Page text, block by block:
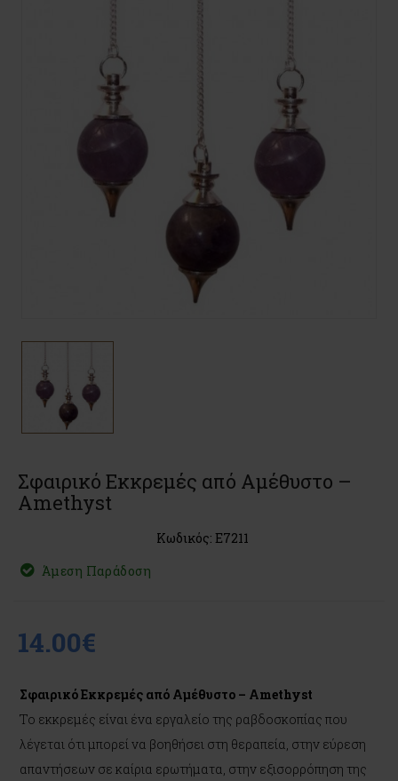
Σφαιρικό Εκκρεμές από Αμέθυστο –
Amethyst
Κωδικός: E7211
Άμεση Παράδοση
14.00€
Σφαιρικό Εκκρεμές από Αμέθυστο – Amethyst
Το εκκρεμές είναι ένα εργαλείο της ραβδοσκοπίας που
λέγεται ότι μπορεί να βοηθήσει στη θεραπεία, στην εύρεση
απαντήσεων σε καίρια ερωτήματα, στην εξισορρόπηση της